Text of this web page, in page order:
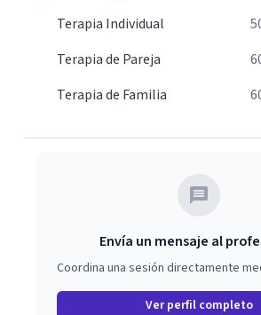
Terapia Individual
Terapia de Pareja
Terapia de Familia
Envía un mensaje al
Coordina una sesión directamente
Ver perfil completo